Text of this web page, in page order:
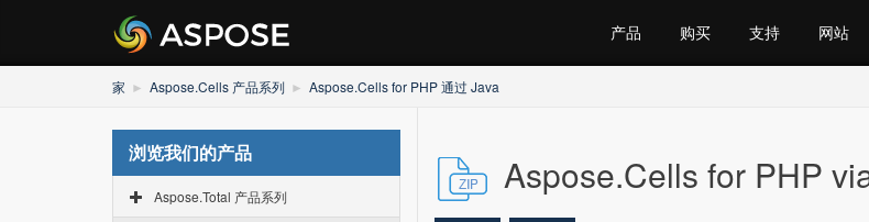
产品 购买 支持 网站
家 Aspose.Cells 产品系列 Aspose.Cells for PHP 通过 Java
浏览我们的产品
Aspose.Total 产品系列 Aspose.Cells for PHP